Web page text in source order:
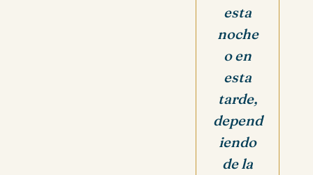
esta
noche
o en
esta
tarde,
depend
iendo
de la